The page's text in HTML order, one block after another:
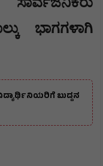
ಭಾಗಗಳಾಗಿ
ಬುದ್ದನ